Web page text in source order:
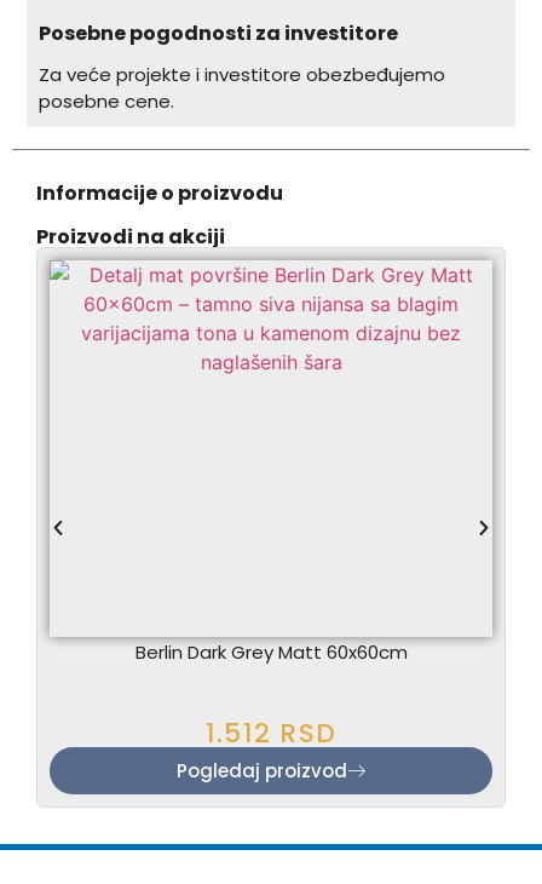
Posebne pogodnosti za investitore
Za veće projekte i investitore obezbeđujemo
posebne cene.
Informacije o proizvodu
Proizvodi na akciji
Berlin Dark Grey Matt 60x60cm
1.512 RSD
Pogledaj proizvod